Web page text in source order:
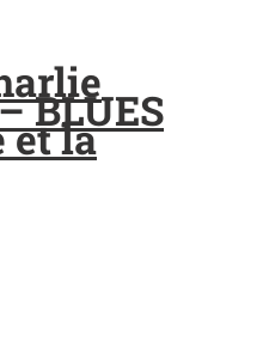
BLUES
et la